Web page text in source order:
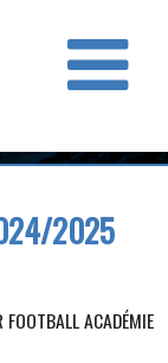
2025
ACADÉMIE